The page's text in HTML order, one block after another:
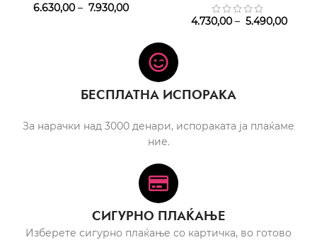
6.630,00 – 7.930,00
4.730,00 – 5.490,00
БЕСПЛАТНА ИСПОРАКА
За нарачки над 3000 денари, испораката ја плаќаме
ние.
СИГУРНО ПЛАЌАЊЕ
Изберете сигурно плаќање со картичка, во готово